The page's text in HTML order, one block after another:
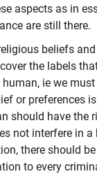
aspects as in
are still there.
beliefs
the labels
ie we
or preferences
should have the
not interfere in
there should
to every